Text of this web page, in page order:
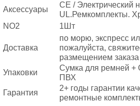
Аксессуары
СЕ / Электрический
UL.Ремкомплекты.
NO2
1Шт
Доставка
по морю, экспресс
пожалуйста,
размещением заказа
Упаковки
Сумка для ремней +
ПВХ
Гарантия
2+ годы гарантии
ремонтные